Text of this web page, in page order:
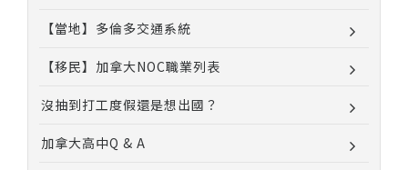
【當地】多倫多交通系統
【移民】加拿大NOC職業列表
沒抽到打工度假還是想出國？
加拿大高中Q & A